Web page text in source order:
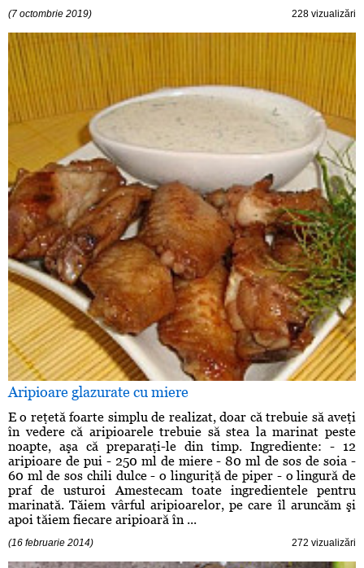
(7 octombrie 2019) 228 vizualizări
Aripioare glazurate cu miere
E o reţetă foarte simplu de realizat, doar că trebuie să aveţi
în vedere că aripioarele trebuie să stea la marinat peste
noapte, aşa că preparaţi-le din timp. Ingrediente: - 12
aripioare de pui - 250 ml de miere - 80 ml de sos de soia -
60 ml de sos chili dulce - o linguriţă de piper - o lingură de
praf de usturoi Amestecam toate ingredientele pentru
marinată. Tăiem vârful aripioarelor, pe care îl aruncăm şi
apoi tăiem fiecare aripioară în ...
(16 februarie 2014) 272 vizualizări